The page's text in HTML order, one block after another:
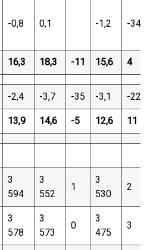
-0,8 0,1 -1,2 -34
16,3 18,3 -11 15,6 4
-2,4 -3,7 -35 -3,1 -22
13,9 14,6 -5 12,6 11
3
594
3
552
1
3
530
2
3
578
3
573
0
3
475
3